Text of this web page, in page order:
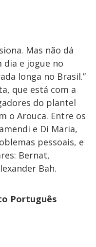
Mas não dá
dia e jogue no
longa no Brasil.”
que está com a
do plantel
o Arouca. Entre os
e Di Maria,
pessoais, e
Bernat,
Bah.
Português